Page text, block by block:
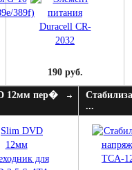
190 руб.
12мм пер�
...